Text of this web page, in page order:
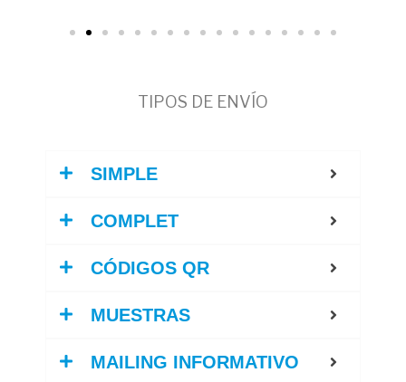
TIPOS DE ENVÍO
SIMPLE
COMPLET
CÓDIGOS QR
MUESTRAS
MAILING INFORMATIVO